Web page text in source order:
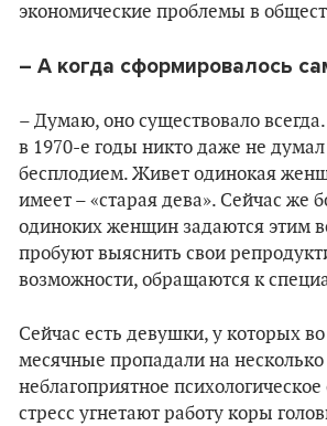
экономические проблемы в
– А когда сформировалось
– Думаю, оно существовало
в 1970-е годы никто даже не
бесплодием. Живет одинокая
имеет – «старая дева». Сейчас же
одиноких женщин задаются этим
пробуют выяснить свои
возможности, обращаются к
Сейчас есть девушки, у которых
месячные пропадали на
неблагоприятное психологическое
стресс угнетают работу коры